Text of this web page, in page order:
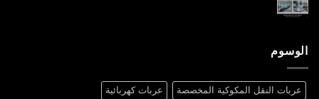
الوسوم
عربات النقل المكوكية المخصصة عربات كهربائية